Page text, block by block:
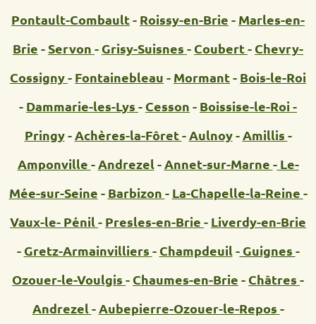
Pontault-Combault- Roissy-en-Brie - Marles-en-
Brie -Servon - Grisy-Suisnes - Coubert- Chevry-
Cossigny- Fontainebleau - Mormant- Bois-le-Roi
- Dammarie-les-Lys - Cesson - Boissise-le-Roi -
Pringy-Achères-la-Fôret-Aulnoy-Amillis -
Amponville -Andrezel-Annet-sur-Marne -Le-
Mée-sur-Seine - Barbizon - La-Chapelle-la-Reine -
Vaux-le- Pénil- Presles-en-Brie - Liverdy-en-Brie
- Gretz-Armainvilliers - Champdeuil- Guignes -
Ozouer-le-Voulgis - Chaumes-en-Brie - Châtres -
Andrezel-Aubepierre-Ozouer-le-Repos -